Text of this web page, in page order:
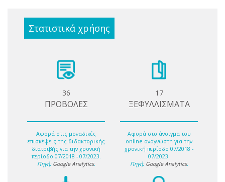
Στατιστικά χρήσης
36
ΠΡΟΒΟΛΕΣ
Αφορά στις μοναδικές
επισκέψεις της διδακτορικής
διατριβής για την χρονική
περίοδο 07/2018 - 07/2023.
Πηγή: Google Analytics.
17
ΞΕΦΥΛΛΙΣΜΑΤΑ
Αφορά στο άνοιγμα του
online αναγνώστη για την
χρονική περίοδο 07/2018 -
07/2023.
Πηγή: Google Analytics.